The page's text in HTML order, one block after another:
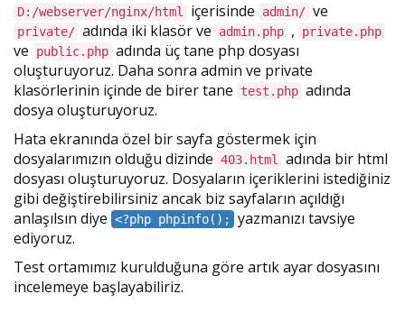
D:/webserver/nginx/html içerisinde admin/ ve
private/ adında iki klasör ve admin.php , private.php
ve public.php adında üç tane php dosyası
oluşturuyoruz. Daha sonra admin ve private
klasörlerinin içinde de birer tane
test.php adında
dosya oluşturuyoruz.
Hata ekranında özel bir sayfa göstermek için
dosyalarımızın olduğu dizinde 403.html
adında bir html
dosyası oluşturuyoruz. Dosyaların içeriklerini istediğiniz
gibi değiştirebilirsiniz ancak biz sayfaların açıldığı
anlaşılsın diye <?php phpinfo();
yazmanızı tavsiye
ediyoruz.
Test ortamımız kurulduğuna göre artık ayar dosyasını
incelemeye başlayabiliriz.